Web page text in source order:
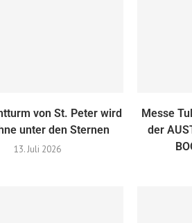
von St. Peter wird
unter den Sternen
13. Juli 2026
Messe
der